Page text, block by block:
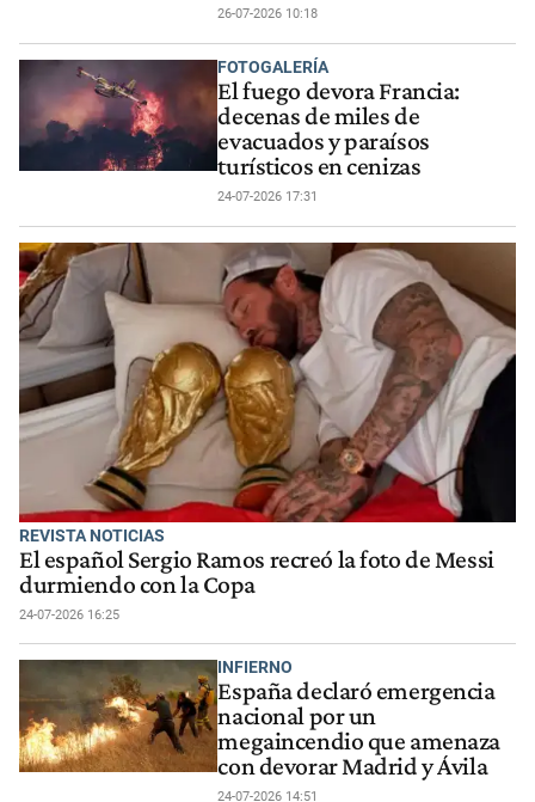
26-07-2026 10:18
FOTOGALERÍA
El fuego devora Francia:
decenas de miles de
evacuados y paraísos
turísticos en cenizas
24-07-2026 17:31
REVISTA NOTICIAS
El español Sergio Ramos recreó la foto de Messi
durmiendo con la Copa
24-07-2026 16:25
INFIERNO
España declaró emergencia
nacional por un
megaincendio que amenaza
con devorar Madrid y Ávila
24-07-2026 14:51